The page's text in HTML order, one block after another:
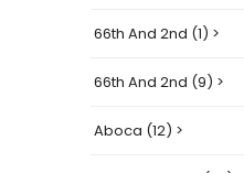
66th And 2nd (1) >
66th And 2nd (9) >
Aboca (12) >